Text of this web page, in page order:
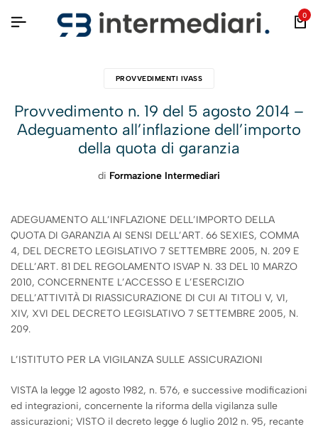
0
PROVVEDIMENTI IVASS
Provvedimento n. 19 del 5 agosto 2014 –
Adeguamento all’inflazione dell’importo
della quota di garanzia
di Formazione Intermediari
ADEGUAMENTO ALL’INFLAZIONE DELL’IMPORTO DELLA
QUOTA DI GARANZIA AI SENSI DELL’ART. 66 SEXIES, COMMA
4, DEL DECRETO LEGISLATIVO 7 SETTEMBRE 2005, N. 209 E
DELL’ART. 81 DEL REGOLAMENTO ISVAP N. 33 DEL 10 MARZO
2010, CONCERNENTE L’ACCESSO E L’ESERCIZIO
DELL’ATTIVITÀ DI RIASSICURAZIONE DI CUI AI TITOLI V, VI,
XIV, XVI DEL DECRETO LEGISLATIVO 7 SETTEMBRE 2005, N.
209.
L’ISTITUTO PER LA VIGILANZA SULLE ASSICURAZIONI
VISTA la legge 12 agosto 1982, n. 576, e successive modificazioni
ed integrazioni, concernente la riforma della vigilanza sulle
assicurazioni; VISTO il decreto legge 6 luglio 2012 n. 95, recante